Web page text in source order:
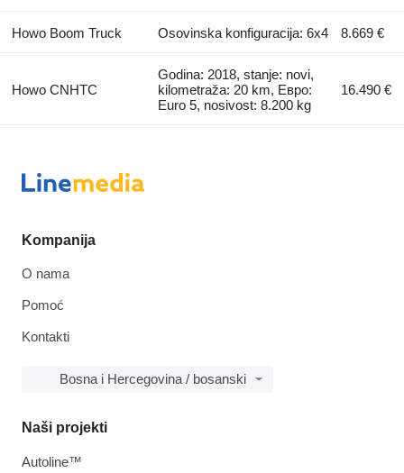
Howo Boom Truck Osovinska konfiguracija: 6x4 8.669 €
Howo CNHTC
Godina: 2018, stanje: novi,
kilometraža: 20 km, Евро:
Euro 5, nosivost: 8.200 kg
16.490 €
Kompanija
O nama
Pomoć
Kontakti
Bosna i Hercegovina / bosanski
Naši projekti
Autoline™